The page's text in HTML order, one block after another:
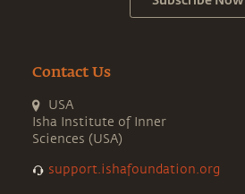
Contact Us
USA
Isha Institute of Inner
Sciences (USA)
support.ishafoundation.org